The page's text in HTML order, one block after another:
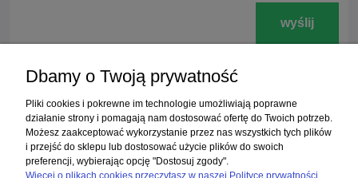
wyślij
Zakupy
Pomoc
Dbamy o Twoją prywatność
Pliki cookies i pokrewne im technologie umożliwiają poprawne
działanie strony i pomagają nam dostosować ofertę do Twoich potrzeb.
Możesz zaakceptować wykorzystanie przez nas wszystkich tych plików
i przejść do sklepu lub dostosować użycie plików do swoich
preferencji, wybierając opcję "Dostosuj zgody".
Więcej o plikach cookies przeczytasz w naszej Polityce prywatności.